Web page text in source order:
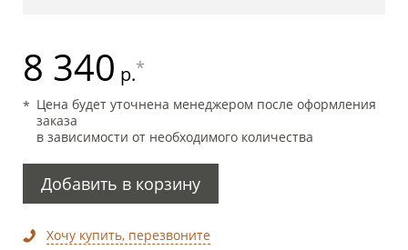
8 340 р.*
Цена будет уточнена менеджером после оформления
заказа
в зависимости от необходимого количества
Добавить в корзину
Хочу купить, перезвоните